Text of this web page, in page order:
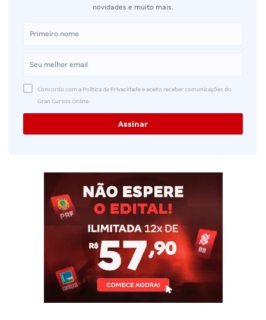
novidades e muito mais.
Concordo com a Política de Privacidade e aceito receber comunicações do
Gran Cursos Online.